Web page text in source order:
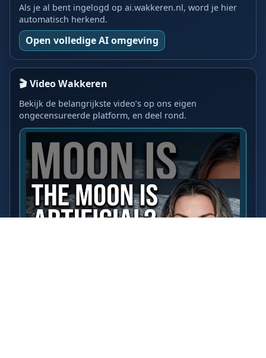
Als je al bent ingelogd op ai.wakkeren.nl, word je hier
automatisch herkend.
Open volledige AI omgeving
🎬 Video Wakkeren
Bekijk de belangrijkste video’s op ons eigen
ongecensureerde platform, en deel rond.